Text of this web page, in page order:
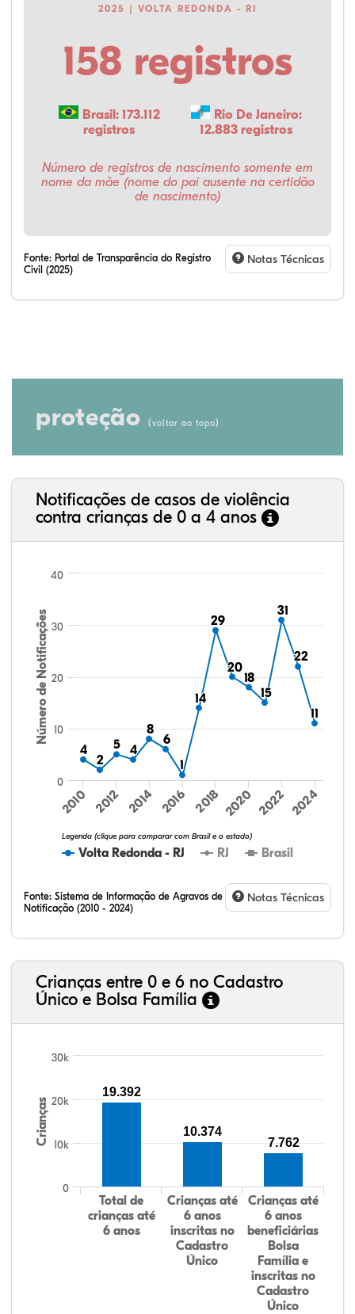
2025 | VOLTA REDONDA - RJ
158 registros
Brasil: 173.112
registros
Rio De Janeiro:
12.883 registros
Número de registros de nascimento somente em
nome da mãe (nome do pai ausente na certidão
de nascimento)
Fonte: Portal de Transparência do Registro
Civil (2025)
Notas Técnicas
proteção (voltar ao topo)
Notificações de casos de violência
contra crianças de 0 a 4 anos
Número de Notificações
4
4
2
2
5
5 4
4
8
8
6
6
1
1
14
14
29
29
20
20
18
18
15
15
31
31
22
22
11
11
Volta Redonda - RJ RJ Brasil
Legenda (clique para comparar com Brasil e o estado)
2010 2012 2014 2016 2018 2020 2022 2024
0
10
20
30
40
Fonte: Sistema de Informação de Agravos de
Notificação (2010 - 2024)
Notas Técnicas
Crianças entre 0 e 6 no Cadastro
Único e Bolsa Família
Crianças
Total de
crianças até
6 anos
Crianças até
6 anos
inscritas no
Cadastro
Único
Crianças até
6 anos
beneficiárias
Bolsa
Família e
inscritas no
Cadastro
Único
0
10k
20k
30k
19.392
10.374
7.762
30,32%
19,83%
0,42%
48,36%
0,11%
0,96%
32,57%
9,24%
0,46%
54,88%
1,27%
1,56%